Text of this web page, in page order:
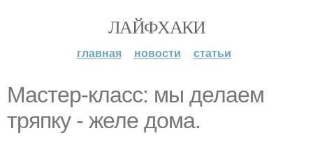
ЛАЙФХАКИ
главная новости статьи
Мастер-класс: мы делаем
тряпку - желе дома.